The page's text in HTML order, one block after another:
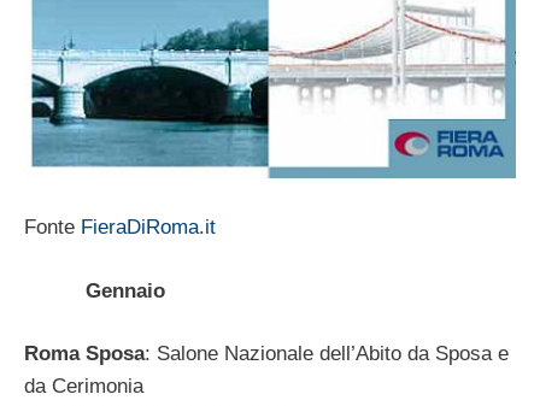
Fonte FieraDiRoma.it
Gennaio
Roma Sposa: Salone Nazionale dell’Abito da Sposa e
da Cerimonia